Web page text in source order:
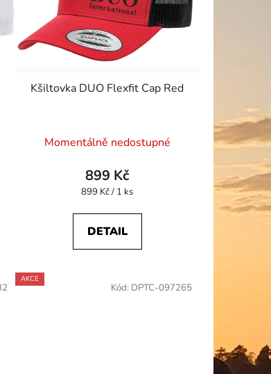
u
k
t
Kšiltovka DUO Flexfit Cap Red
Momentálně nedostupné
899 Kč
Měrná
899 Kč / 1 ks
DETAIL
AKCE
Kód: DPTC-097265